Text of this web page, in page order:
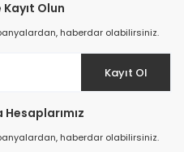
Olun
haberdar olabilirsiniz.
Kayıt Ol
haberdar olabilirsiniz.